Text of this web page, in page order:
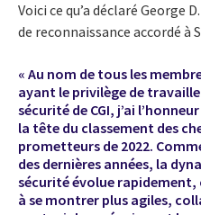
Voici ce qu’a déclaré George
de reconnaissance accordé à
« Au nom de tous les
ayant le privilège de
sécurité de CGI, j’ai
la tête du classement des
prometteurs de 2022.
des dernières années, la
sécurité évolue rapidement,
à se montrer plus agiles,